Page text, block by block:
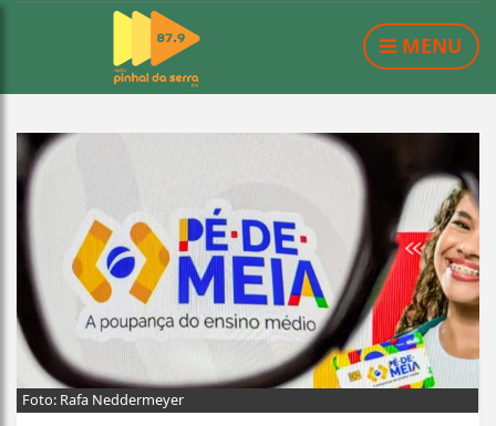
MENU
Foto: Rafa Neddermeyer